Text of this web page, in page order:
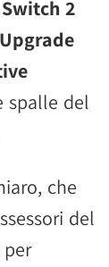
2
spalle del
che
del